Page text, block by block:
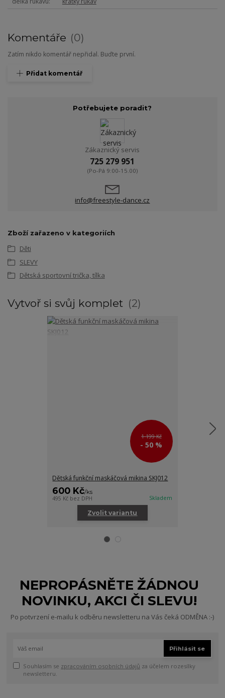
Komentáře 0
Zatím nikdo komentář nepřidal. Buďte první.
Přidat komentář
Potřebujete poradit?
Zákaznický servis
725 279 951
(Po-Pá 9:00-15.00)
info@freestyle-dance.cz
Zboží zařazeno v kategoriích
Děti
SLEVY
Dětská sportovní trička, tílka
Vytvoř si svůj komplet 2
1 199 Kč
- 50 %
Dětská funkční maskáčová mikina SKJ012
600 Kč/ks
495 Kč bez DPH Skladem
Zvolit variantu
NEPROPÁSNĚTE ŽÁDNOU
NOVINKU, AKCI ČI SLEVU!
Po potvrzení e-mailu k odběru newsletteru na Vás čeká ODMĚNA :-)
Přihlásit se
Souhlasím se zpracováním osobních údajů za účelem rozesílky
newsletteru.